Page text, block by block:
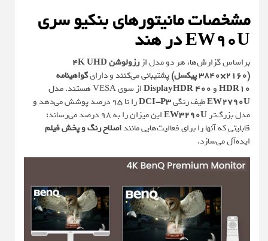
مشخصات مانیتورهای بنکیو سری
EW90U در هند
براساسگزارش‌ها، هر دو مدل ازرزولوشن 4K UHD
(3840×2160 پیکسل)
پشتیبانی می‌کنند و دارایگواهینامه
HDR10وDisplayHDR 400از سوی VESA هستند. مدل
EW2790Uطیف رنگیDCI-P3
را تا 95 درصد پوشش می‌دهد و
مدل بزرگ‌ترEW3290U
این میزان را به 98 درصد می‌رساند؛
قابلیتی که آنها را برای فعالیت‌هایی ماننداصلاح رنگ و پخش فیلم
ایده‌آل می‌سازد.